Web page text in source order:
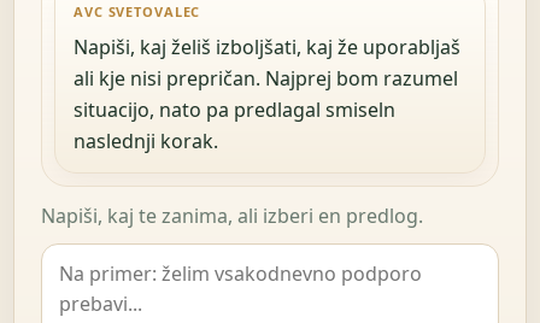
AVC SVETOVALEC
Napiši, kaj želiš izboljšati, kaj že uporabljaš
ali kje nisi prepričan. Najprej bom razumel
situacijo, nato pa predlagal smiseln
naslednji korak.
Napiši, kaj te zanima, ali izberi en predlog.